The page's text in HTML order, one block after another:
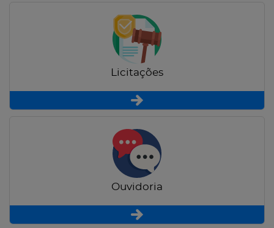
Licitações
Ouvidoria